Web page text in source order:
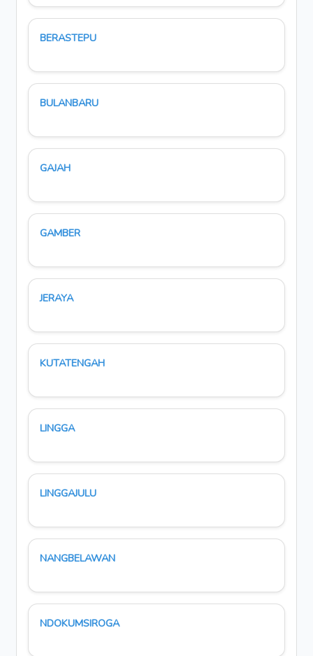
BERASTEPU
BULANBARU
GAJAH
GAMBER
JERAYA
KUTATENGAH
LINGGA
LINGGAJULU
NANGBELAWAN
NDOKUMSIROGA